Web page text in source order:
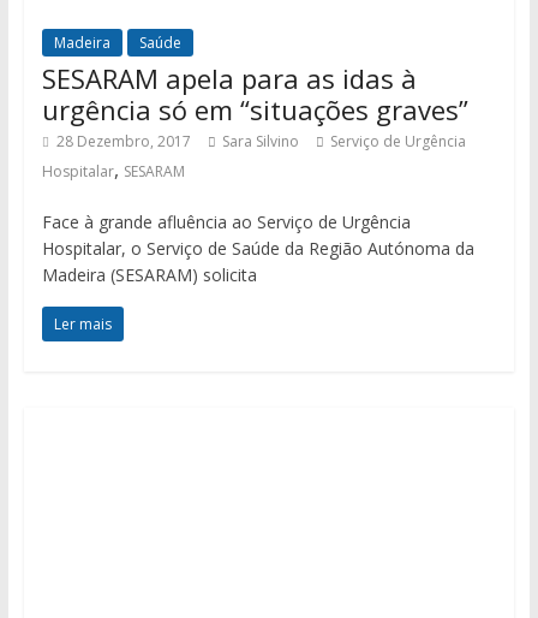
Madeira Saúde
SESARAM apela para as idas à
urgência só em “situações graves”
28 Dezembro, 2017 Sara Silvino
Serviço de Urgência
Hospitalar, SESARAM
Face à grande afluência ao Serviço de Urgência
Hospitalar, o Serviço de Saúde da Região Autónoma da
Madeira (SESARAM) solicita
Ler mais